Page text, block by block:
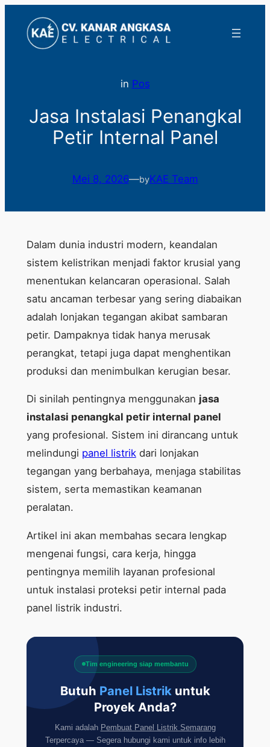
konten
in Pos
Jasa Instalasi Penangkal
Petir Internal Panel
Mei 8, 2026—byKAE Team
Dalam dunia industri modern, keandalan
sistem kelistrikan menjadi faktor krusial yang
menentukan kelancaran operasional. Salah
satu ancaman terbesar yang sering diabaikan
adalah lonjakan tegangan akibat sambaran
petir. Dampaknya tidak hanya merusak
perangkat, tetapi juga dapat menghentikan
produksi dan menimbulkan kerugian besar.
Di sinilah pentingnya menggunakan jasa
instalasi penangkal petir internal panel
yang profesional. Sistem ini dirancang untuk
melindungi panel listrikdari lonjakan
tegangan yang berbahaya, menjaga stabilitas
sistem, serta memastikan keamanan
peralatan.
Artikel ini akan membahas secara lengkap
mengenai fungsi, cara kerja, hingga
pentingnya memilih layanan profesional
untuk instalasi proteksi petir internal pada
panel listrik industri.
Tim engineering siap membantu
Butuh Panel Listrik untuk
Proyek Anda?
Kami adalah Pembuat Panel Listrik Semarang
Terpercaya — Segera hubungi kami untuk info lebih